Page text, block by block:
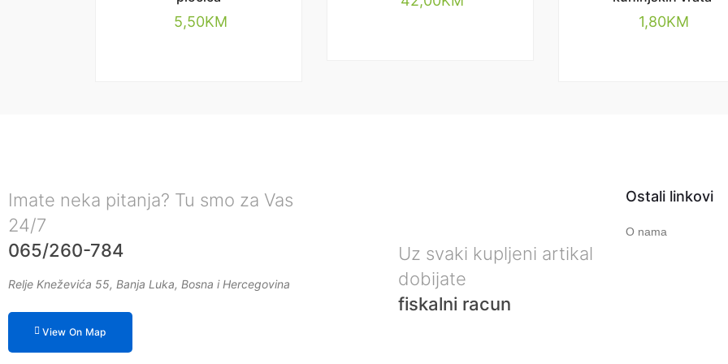
5,50KM 1,80KM
Imate neka pitanja? Tu smo za Vas
24/7
065/260-784
Relje Kneževića 55, Banja Luka, Bosna i Hercegovina
View On Map
Uz svaki kupljeni artikal
dobijate
fiskalni racun
Ostali linkovi
O nama